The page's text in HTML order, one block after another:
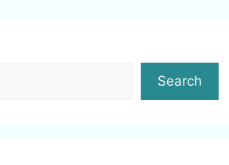
Search